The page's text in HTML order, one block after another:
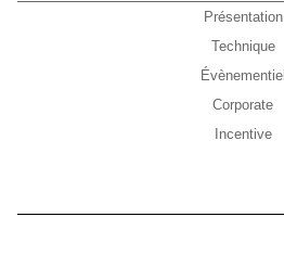
Présentation
Technique
Évènementiel
Corporate
Incentive